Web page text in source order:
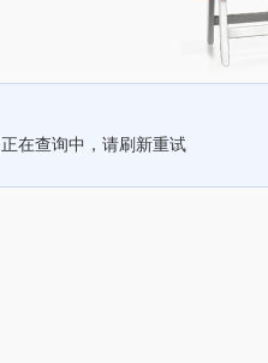
正在查询中，请刷新重试